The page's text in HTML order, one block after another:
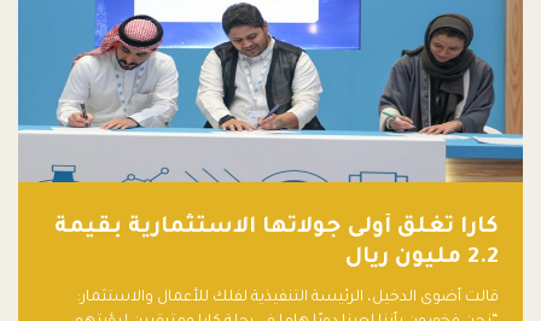
كارا تغلق أولى جولاتها الاستثمارية بقيمة
2.2 مليون ريال
قالت أضوى الدخيل، الرئيسة التنفيذية لفلك للأعمال والاستثمار: